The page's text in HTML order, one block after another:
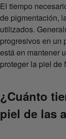
El tiempo
de pigmentación,
utilizados.
progresivos en un
está en mantener
proteger la piel de
¿Cuánto
piel de las